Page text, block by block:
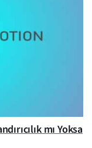
mı Yoksa